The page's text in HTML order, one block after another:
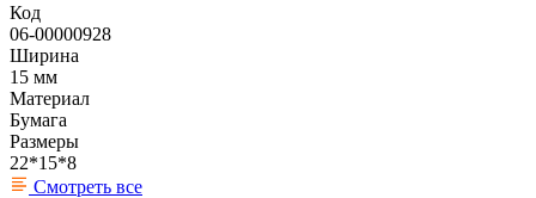
Код
06-00000928
Ширина
15 мм
Материал
Бумага
Размеры
22*15*8
Смотреть все